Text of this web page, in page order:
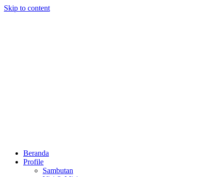
Skip to content
Beranda
Profile
Sambutan